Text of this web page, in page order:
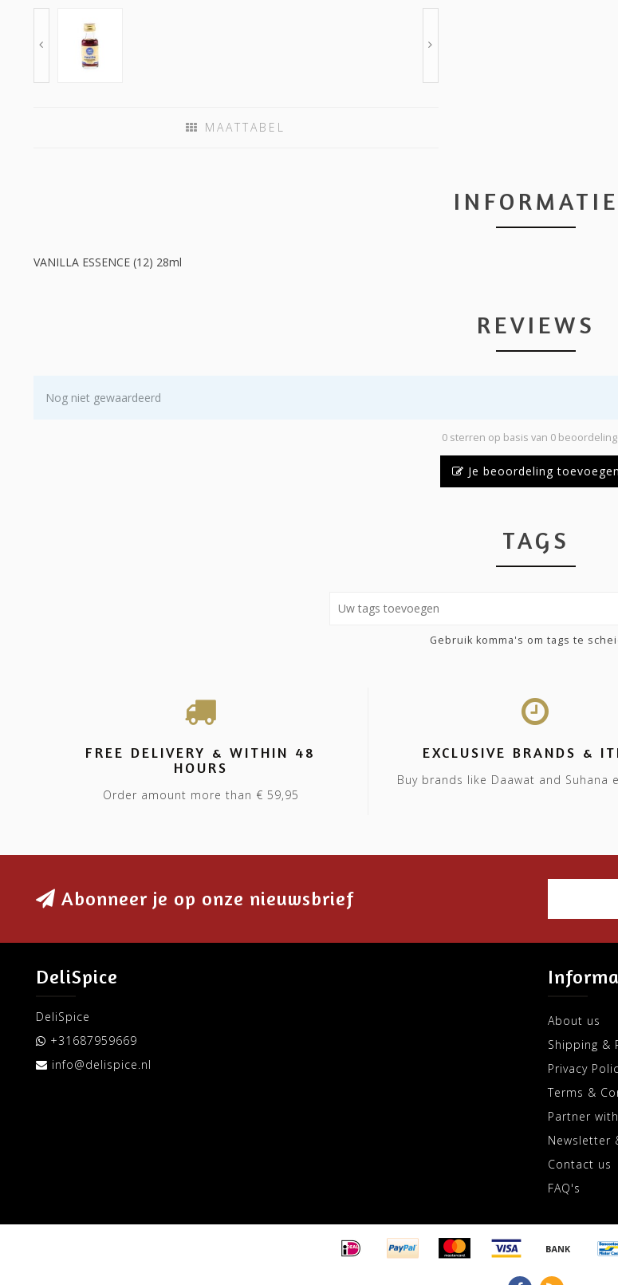
MAATTABEL
INFORMATIE
VANILLA ESSENCE (12) 28ml
REVIEWS
Nog niet gewaardeerd
0 sterren op basis van 0
Je beoordeling toevoegen
TAGS
Gebruik komma's om tags te
FREE DELIVERY & WITHIN 48
HOURS
Order amount more than € 59,95
EXCLUSIVE BRANDS &
Buy brands like Daawat and Suhana
Abonneer je op onze nieuwsbrief
DeliSpice
DeliSpice
+31687959669
info@delispice.nl
About us
Shipping &
Privacy
Terms &
Partner
Newsletter
Contact us
FAQ's